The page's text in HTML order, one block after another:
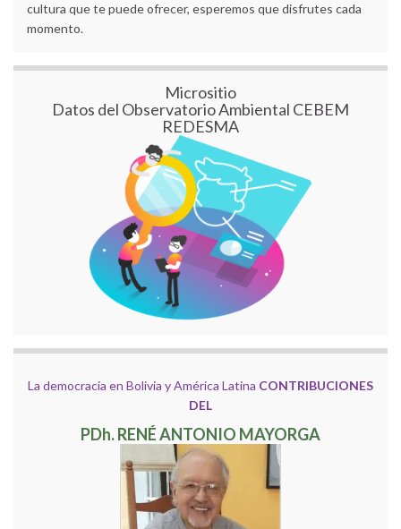
cultura que te puede ofrecer, esperemos que disfrutes cada
momento.
Micrositio
Datos del Observatorio Ambiental CEBEM
REDESMA
La democracia en Bolivia y América Latina CONTRIBUCIONES
DEL
PDh. RENÉ ANTONIO MAYORGA